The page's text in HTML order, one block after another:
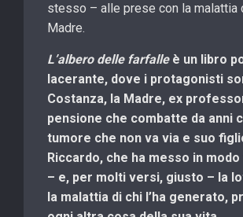
stesso – alle prese con la malattia
Madre.
L’albero delle farfalle è un libro
lacerante, dove i protagonisti
Costanza, la Madre, ex
pensione che combatte da anni
tumore che non va via e suo
Riccardo, che ha messo in
– e, per molti versi, giusto – la
la malattia di chi l’ha generato,